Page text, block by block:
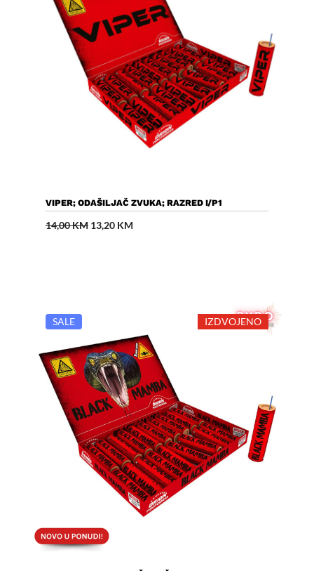
Dodaj U Košaricu
VIPER; ODAŠILJAČ ZVUKA; RAZRED I/P1
14,00KM Izvorna
cijena
13,20 KMTrenutna
SALE IZDVOJENO